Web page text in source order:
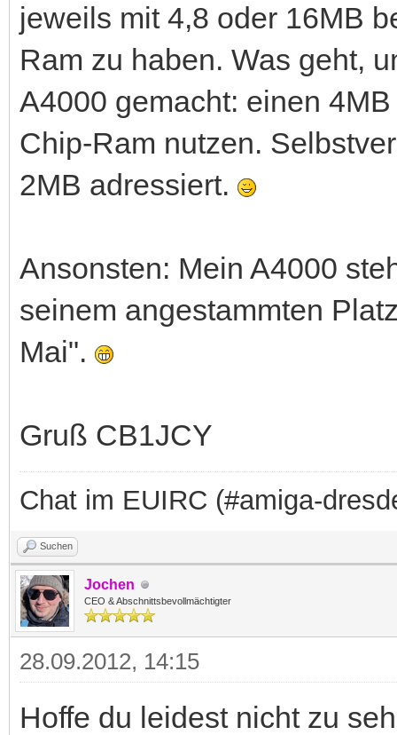
jeweils mit 4,8 oder 16MB
Ram zu haben. Was geht,
A4000 gemacht: einen
Chip-Ram nutzen.
2MB adressiert.
Ansonsten: Mein A4000
seinem angestammten
Mai".
Gruß CB1JCY
Chat im EUIRC (#amiga-
Suchen
Jochen
CEO & Abschnittsbevollmächtigter
28.09.2012, 14:15
Hoffe du leidest nicht zu